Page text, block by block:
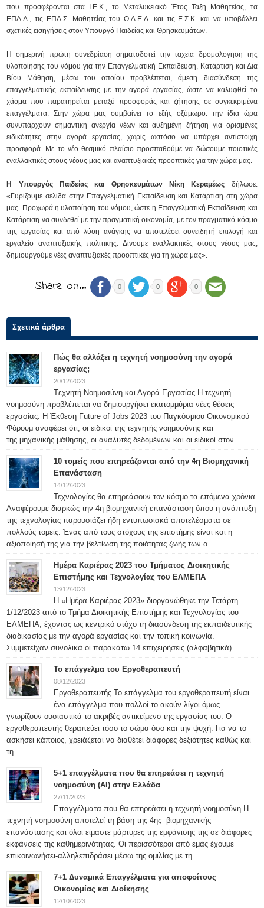
που προσφέρονται στα Ι.Ε.Κ., το Μεταλυκειακό Έτος Τάξη Μαθητείας, τα
ΕΠΑ.Λ., τις ΕΠΑ.Σ. Μαθητείας του Ο.Α.Ε.Δ. και τις Ε.Σ.Κ. και να υποβάλλει
σχετικές εισηγήσεις στον Υπουργό Παιδείας και Θρησκευμάτων.
Η σημερινή πρώτη συνεδρίαση σηματοδοτεί την ταχεία δρομολόγηση της
υλοποίησης του νόμου για την Επαγγελματική Εκπαίδευση, Κατάρτιση και Δια
Βίου Μάθηση, μέσω του οποίου προβλέπεται, άμεση διασύνδεση της
επαγγελματικής εκπαίδευσης με την αγορά εργασίας, ώστε να καλυφθεί το
χάσμα που παρατηρείται μεταξύ προσφοράς και ζήτησης σε συγκεκριμένα
επαγγέλματα. Στην χώρα μας συμβαίνει το εξής οξύμωρο: την ίδια ώρα
συνυπάρχουν σημαντική ανεργία νέων και αυξημένη ζήτηση για ορισμένες
ειδικότητες στην αγορά εργασίας, χωρίς ωστόσο να υπάρχει αντίστοιχη
προσφορά. Με το νέο θεσμικό πλαίσιο προσπαθούμε να δώσουμε ποιοτικές
εναλλακτικές στους νέους μας και αναπτυξιακές προοπτικές για την χώρα μας.
Η Υπουργός Παιδείας και Θρησκευμάτων Νίκη Κεραμέως δήλωσε:
«Γυρίζουμε σελίδα στην Επαγγελματική Εκπαίδευση και Κατάρτιση στη χώρα
μας. Προχωρά η υλοποίηση του νόμου, ώστε η Επαγγελματική Εκπαίδευση και
Κατάρτιση να συνδεθεί με την πραγματική οικονομία, με τον πραγματικό κόσμο
της εργασίας και από λύση ανάγκης να αποτελέσει συνειδητή επιλογή και
εργαλείο αναπτυξιακής πολιτικής. Δίνουμε εναλλακτικές στους νέους μας,
δημιουργούμε νέες αναπτυξιακές προοπτικές για τη χώρα μας».
Share on… 0 0 0
Σχετικά άρθρα
Πώς θα αλλάξει η τεχνητή νοημοσύνη την αγορά
εργασίας;
20/12/2023
Tεχνητή Νοημοσύνη και Αγορά Εργασίας Η τεχνητή
νοημοσύνη προβλέπεται να δημιουργήσει εκατομμύρια νέες θέσεις
εργασίας. Η Έκθεση Future of Jobs 2023 του Παγκόσμιου Οικονομικού
Φόρουμ αναφέρει ότι, οι ειδικοί της τεχνητής νοημοσύνης και
της μηχανικής μάθησης, οι αναλυτές δεδομένων και οι ειδικοί στον...
10 τομείς που επηρεάζονται από την 4η Βιομηχανική
Επανάσταση
14/12/2023
Τεχνολογίες θα επηρεάσουν τον κόσμο τα επόμενα χρόνια
Αναφέρουμε διαρκώς την 4η βιομηχανική επανάσταση όπου η ανάπτυξη
της τεχνολογίας παρουσιάζει ήδη εντυπωσιακά αποτελέσματα σε
πολλούς τομείς. Ένας από τους στόχους της επιστήμης είναι και η
αξιοποίησή της για την βελτίωση της ποιότητας ζωής των α...
Ημέρα Καριέρας 2023 του Τμήματος Διοικητικής
Επιστήμης και Τεχνολογίας του ΕΛΜΕΠΑ
13/12/2023
Η «Ημέρα Καριέρας 2023» διοργανώθηκε την Τετάρτη
1/12/2023 από το Τμήμα Διοικητικής Επιστήμης και Τεχνολογίας του
ΕΛΜΕΠΑ, έχοντας ως κεντρικό στόχο τη διασύνδεση της εκπαιδευτικής
διαδικασίας με την αγορά εργασίας και την τοπική κοινωνία.
Συμμετείχαν συνολικά οι παρακάτω 14 επιχειρήσεις (αλφαβητικά)...
Το επάγγελμα του Εργοθεραπευτή
08/12/2023
Εργοθεραπευτής Το επάγγελμα του εργοθεραπευτή είναι
ένα επάγγελμα που πολλοί το ακούν λίγοι όμως
γνωρίζουν ουσιαστικά το ακριβές αντικείμενο της εργασίας του. Ο
εργοθεραπευτής θεραπεύει τόσο το σώμα όσο και την ψυχή. Για να το
ασκήσει κάποιος, χρειάζεται να διαθέτει διάφορες δεξιότητες καθώς και
τη...
5+1 επαγγέλματα που θα επηρεάσει η τεχνητή
νοημοσύνη (ΑΙ) στην Ελλάδα
27/11/2023
Επαγγέλματα που θα επηρεάσει η τεχνητή νοημοσύνη Η
τεχνητή νοημοσύνη αποτελεί τη βάση της 4ης βιομηχανικής
επανάστασης και όλοι είμαστε μάρτυρες της εμφάνισης της σε διάφορες
εκφάνσεις της καθημερινότητας. Οι περισσότεροι από εμάς έχουμε
επικοινωνήσει-αλληλεπιδράσει μέσω της ομιλίας με τη ...
7+1 Δυναμικά Επαγγέλματα για αποφοίτους
Οικονομίας και Διοίκησης
12/10/2023